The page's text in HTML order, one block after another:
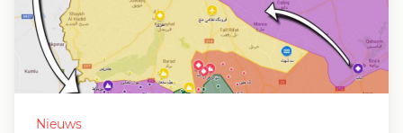
Nieuws